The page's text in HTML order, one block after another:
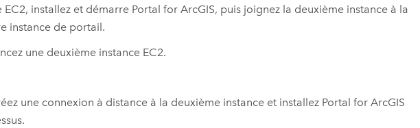
EC2, installez et démarre Portal for ArcGIS, puis joignez la deuxième instance à la
instance de portail.
une deuxième instance EC2.
une connexion à distance à la deuxième instance et installez Portal for ArcGIS